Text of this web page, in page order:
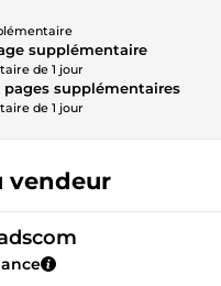
supplémentaire
de 1 jour
supplémentaires
de 1 jour
vendeur